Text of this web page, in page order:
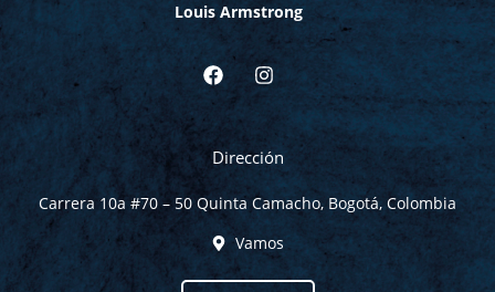
Louis Armstrong
F
a
c
e
b
o
o
k
I
n
s
a
g
r
a
m
Dirección
Carrera 10a #70 – 50 Quinta Camacho, Bogotá, Colombia
Vamos